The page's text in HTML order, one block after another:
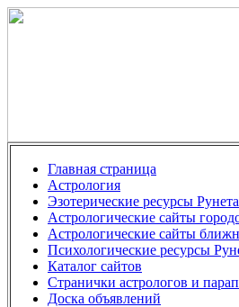
Главная страница
Астрология
Эзотерические ресурсы Рунета
Астрологические сайты
Астрологические сайты
Психологические ресурсы
Каталог сайтов
Странички астрологов и
Доска объявлений